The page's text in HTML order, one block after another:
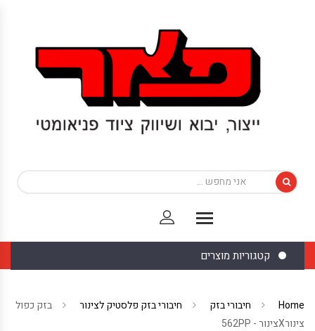
קטגוריות מוצרים
Home חיבורי בזק חיבורי בזק פלסטיק לצינור
בזק כפול
צינורXצינור - 562PP